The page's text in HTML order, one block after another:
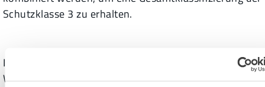
Schutzklasse 3 zu erhalten.
In den ANSI-Normen werden außerdem drei Arten von
Warnkleidung unterschieden: